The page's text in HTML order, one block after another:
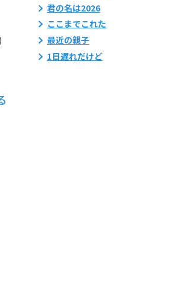
君の名は2026
ここまでこれた
最近の親子
1日遅れだけど